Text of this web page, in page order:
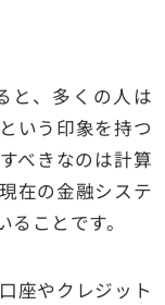
と、多くの人は
いう印象を持つ
べきなのは計算
在の金融システ
ことです。
座やクレジット